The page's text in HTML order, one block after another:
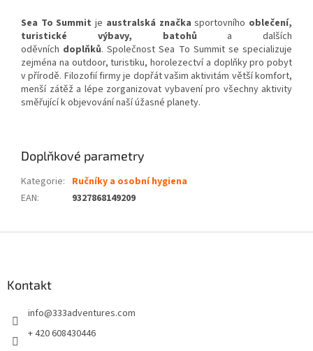
Sea To Summit je australská značka sportovního oblečení,
turistické výbavy, batohů
a dalších
oděvních doplňků. Společnost Sea To Summit se specializuje
zejména na outdoor, turistiku, horolezectví a doplňky pro pobyt
v přírodě. Filozofií firmy je dopřát vašim aktivitám větší komfort,
menší zátěž a lépe zorganizovat vybavení pro všechny aktivity
směřující k objevování naší úžasné planety.
Doplňkové parametry
Kategorie: Ručníky a osobní hygiena
EAN: 9327868149209
Kontakt
info@333adventures.com
+ 420 608430446